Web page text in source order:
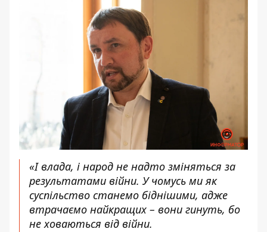
«І влада, і народ не надто зміняться за
результатами війни. У чомусь ми як
суспільство станемо біднішими, адже
втрачаємо найкращих – вони гинуть, бо
не ховаються від війни.